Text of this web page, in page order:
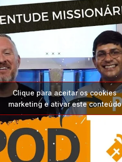
Clique para aceitar os cookies
marketing e ativar este conteúdo